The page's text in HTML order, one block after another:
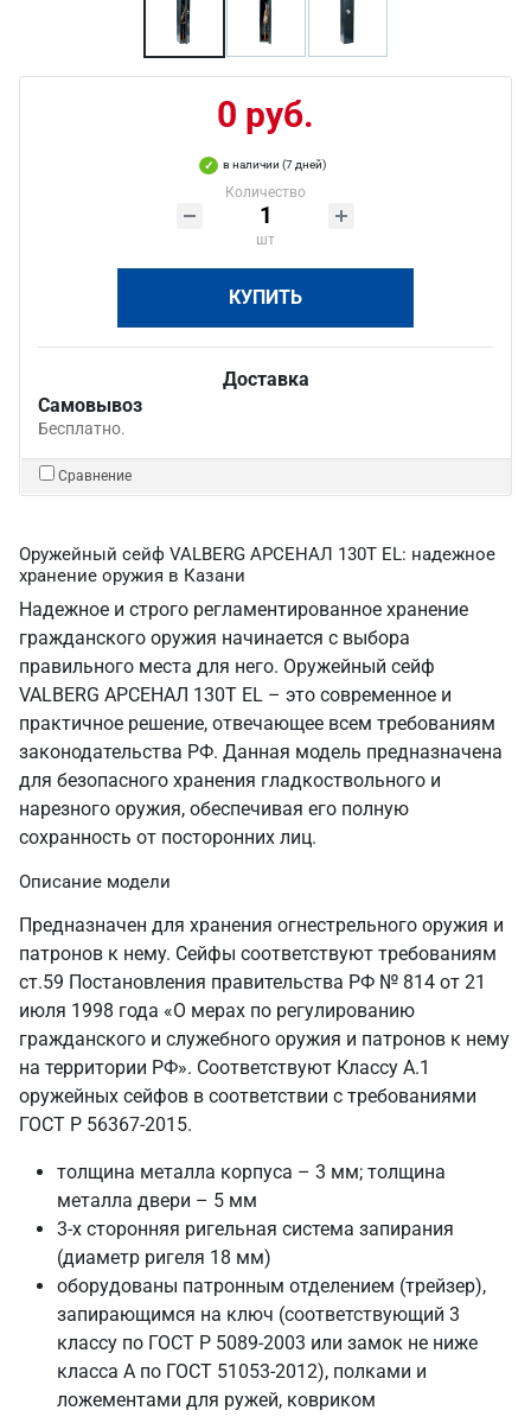
0 руб.
в наличии (7 дней)
Количество
шт
КУПИТЬ
Доставка
Самовывоз
Бесплатно.
Сравнение
Оружейный сейф VALBERG АРСЕНАЛ 130Т EL: надежное
хранение оружия в Казани
Надежное и строго регламентированное хранение
гражданского оружия начинается с выбора
правильного места для него. Оружейный сейф
VALBERG АРСЕНАЛ 130Т EL – это современное и
практичное решение, отвечающее всем требованиям
законодательства РФ. Данная модель предназначена
для безопасного хранения гладкоствольного и
нарезного оружия, обеспечивая его полную
сохранность от посторонних лиц.
Описание модели
Предназначен для хранения огнестрельного оружия и
патронов к нему. Сейфы соответствуют требованиям
ст.59 Постановления правительства РФ № 814 от 21
июля 1998 года «О мерах по регулированию
гражданского и служебного оружия и патронов к нему
на территории РФ». Соответствуют Классу А.1
оружейных сейфов в соответствии с требованиями
ГОСТ Р 56367-2015.
толщина металла корпуса – 3 мм; толщина
металла двери – 5 мм
3-х сторонняя ригельная система запирания
(диаметр ригеля 18 мм)
оборудованы патронным отделением (трейзер),
запирающимся на ключ (соответствующий 3
классу по ГОСТ Р 5089-2003 или замок не ниже
класса А по ГОСТ 51053-2012), полками и
ложементами для ружей, ковриком